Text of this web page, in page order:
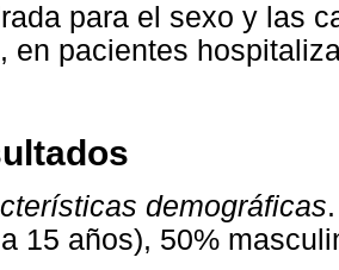
para el sexo y las
en pacientes
demográficas
15 años), 50%